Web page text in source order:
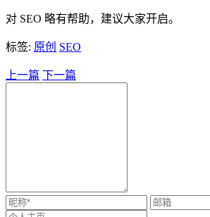
对 SEO 略有帮助，建议大家开启。
标签: 原创 SEO
上一篇 下一篇